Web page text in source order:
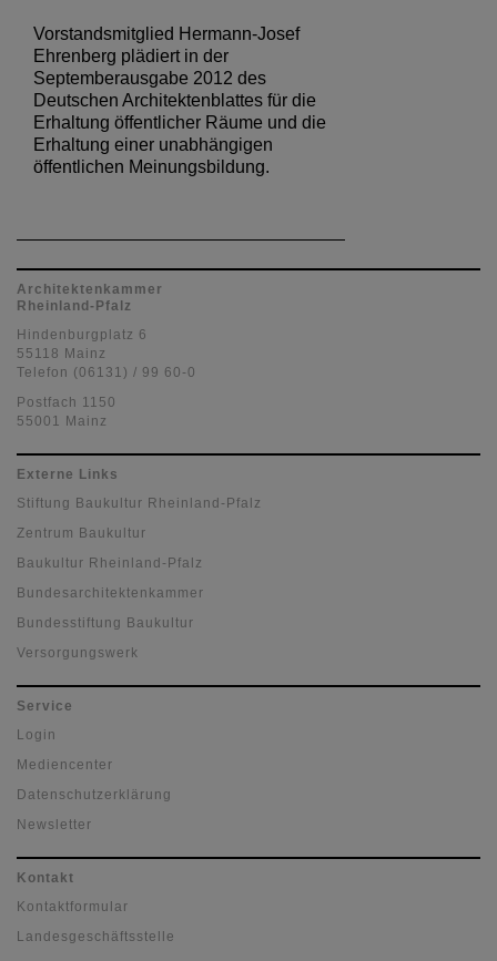
Vorstandsmitglied Hermann-Josef
Ehrenberg plädiert in der
Septemberausgabe 2012 des
Deutschen Architektenblattes für die
Erhaltung öffentlicher Räume und die
Erhaltung einer unabhängigen
öffentlichen Meinungsbildung.
Architektenkammer
Rheinland-Pfalz
Hindenburgplatz 6
55118 Mainz
Telefon (06131) / 99 60-0
Postfach 1150
55001 Mainz
Externe Links
Stiftung Baukultur Rheinland-Pfalz
Zentrum Baukultur
Baukultur Rheinland-Pfalz
Bundesarchitektenkammer
Bundesstiftung Baukultur
Versorgungswerk
Service
Login
Mediencenter
Datenschutzerklärung
Newsletter
Kontakt
Kontaktformular
Landesgeschäftsstelle